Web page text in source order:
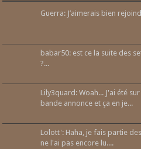
Guerra: J’aimerais bien
babar50: est ce la suite des
?...
Lily3quard: Woah... J'ai été
bande annonce et ça en je...
Lolott': Haha, je fais partie
ne l'ai pas encore lu....